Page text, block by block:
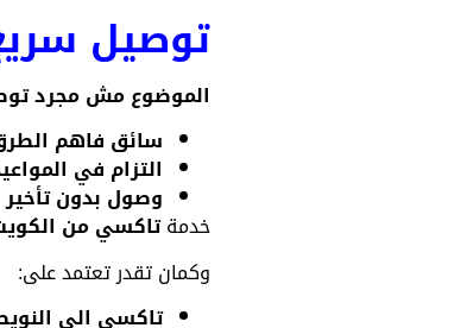
توصيل
الموضوع مش مجرد
سائق فاهم
التزام في
وصول بدون تأخير
خدمةتاكسي من
وكمان تقدر تعتمد على:
تاكسي الى